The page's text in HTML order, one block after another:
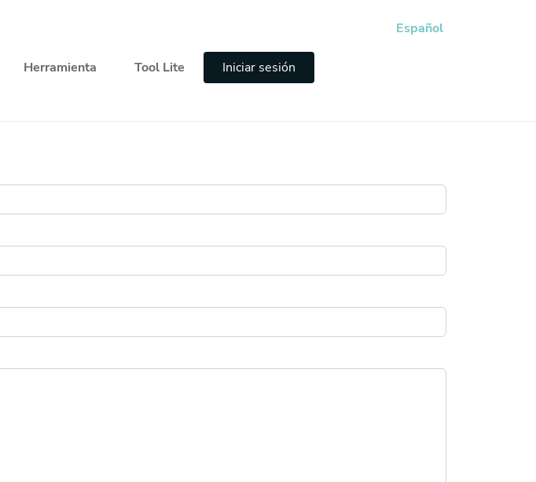
Herramienta Tool Lite
Iniciar sesión
Español